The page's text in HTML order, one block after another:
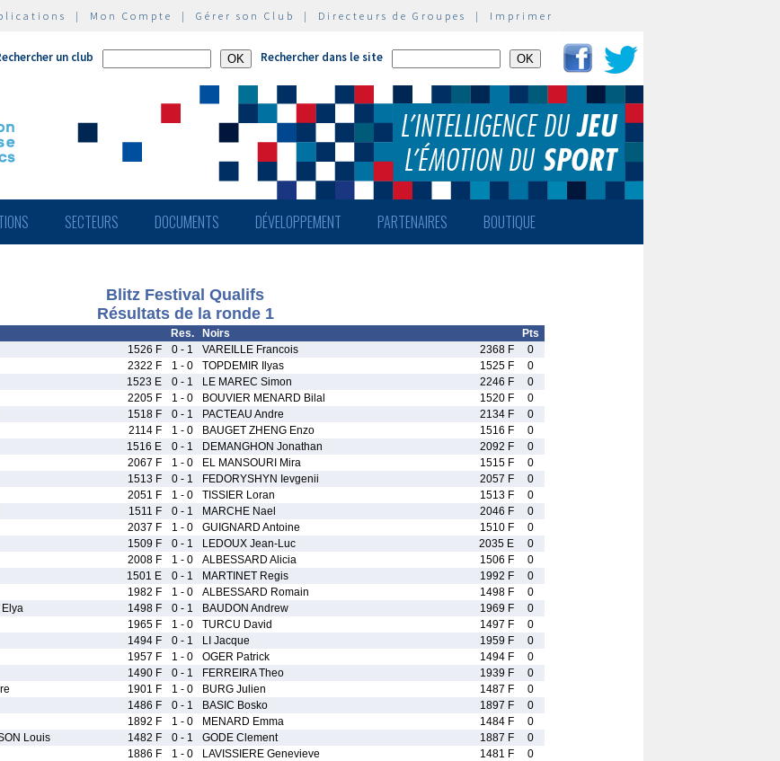
| Mon Compte | Gérer son Club | Directeurs de Groupes | Imprimer
un club Rechercher dans le site
SECTEURS DOCUMENTS DÉVELOPPEMENT PARTENAIRES BOUTIQUE
Blitz Festival Qualifs
Résultats de la ronde 1
Res. Noirs
Pts
1526 F 0 - 1 VAREILLE Francois 2368 F
0
2322 F 1 - 0 TOPDEMIR Ilyas 1525 F
0
1523 E 0 - 1 LE MAREC Simon 2246 F
0
2205 F 1 - 0 BOUVIER MENARD Bilal 1520 F
0
1518 F 0 - 1 PACTEAU Andre 2134 F
0
2114 F 1 - 0 BAUGET ZHENG Enzo 1516 F
0
1516 E 0 - 1 DEMANGHON Jonathan 2092 F
0
2067 F 1 - 0 EL MANSOURI Mira 1515 F
0
1513 F 0 - 1 FEDORYSHYN Ievgenii 2057 F
0
2051 F 1 - 0 TISSIER Loran 1513 F
0
1511 F 0 - 1 MARCHE Nael 2046 F
0
2037 F 1 - 0 GUIGNARD Antoine 1510 F
0
1509 F 0 - 1 LEDOUX Jean-Luc 2035 E
0
2008 F 1 - 0 ALBESSARD Alicia 1506 F
0
1501 E 0 - 1 MARTINET Regis 1992 F
0
1982 F 1 - 0 ALBESSARD Romain 1498 F
0
Elya 1498 F 0 - 1 BAUDON Andrew 1969 F
0
1965 F 1 - 0 TURCU David 1497 F
0
1494 F 0 - 1 LI Jacque 1959 F
0
1957 F 1 - 0 OGER Patrick 1494 F
0
1490 F 0 - 1 FERREIRA Theo 1939 F
0
1901 F 1 - 0 BURG Julien 1487 F
0
1486 F 0 - 1 BASIC Bosko 1897 F
0
1892 F 1 - 0 MENARD Emma 1484 F
0
Louis 1482 F 0 - 1 GODE Clement 1887 F
0
1886 F 1 - 0 LAVISSIERE Genevieve 1481 F
0